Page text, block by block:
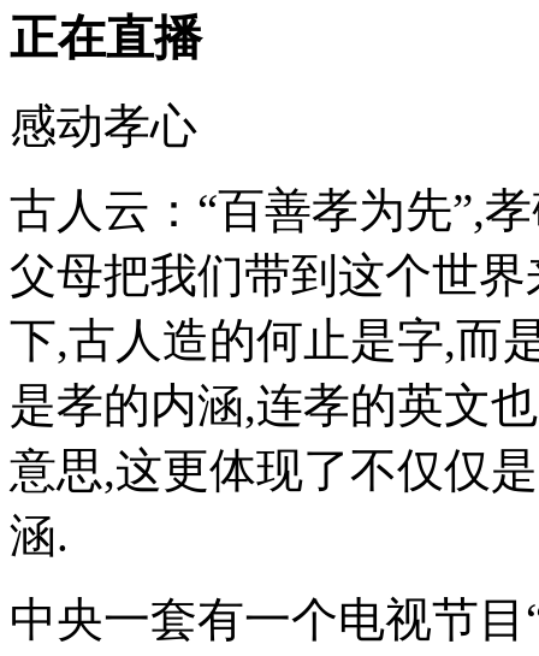
正在直播
感动孝心
古人云：“百善孝为先”,
父母把我们带到这个世
下,古人造的何止是字,而
是孝的内涵,连孝的英文
意思,这更体现了不仅仅
涵.
中央一套有一个电视节